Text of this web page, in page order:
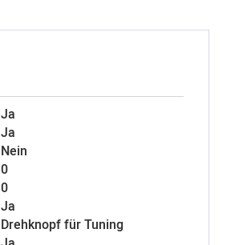
Ja
Ja
Nein
0
0
Ja
Drehknopf für Tuning